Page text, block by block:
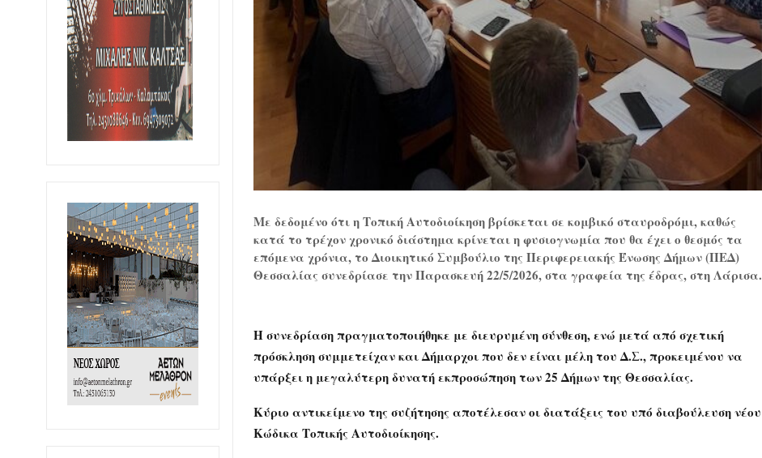
Με δεδομένο ότι η Τοπική Αυτοδιοίκηση βρίσκεται σε κομβικό σταυροδρόμι, καθώς
κατά το τρέχον χρονικό διάστημα κρίνεται η φυσιογνωμία που θα έχει ο θεσμός τα
επόμενα χρόνια, το Διοικητικό Συμβούλιο της Περιφερειακής Ένωσης Δήμων (ΠΕΔ)
Θεσσαλίας συνεδρίασε την Παρασκευή 22/5/2026, στα γραφεία της έδρας, στη Λάρισα.
Η συνεδρίαση πραγματοποιήθηκε με διευρυμένη σύνθεση, ενώ μετά από σχετική
πρόσκληση συμμετείχαν και Δήμαρχοι που δεν είναι μέλη του Δ.Σ., προκειμένου να
υπάρξει η μεγαλύτερη δυνατή εκπροσώπηση των 25 Δήμων της Θεσσαλίας.
Κύριο αντικείμενο της συζήτησης αποτέλεσαν οι διατάξεις του υπό διαβούλευση νέου
Κώδικα Τοπικής Αυτοδιοίκησης.